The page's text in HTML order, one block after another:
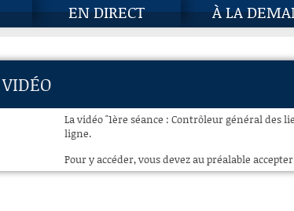
EN DIRECT À LA
La vidéo "1ère séance : Contrôleur général des
ligne.
Pour y accéder, vous devez au préalable